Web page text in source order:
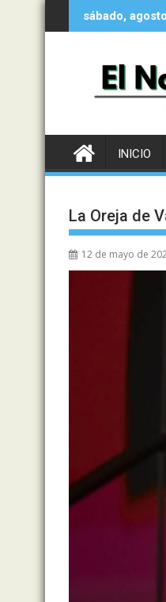
al
sábado,
INICIO
La Oreja de
12 de mayo de